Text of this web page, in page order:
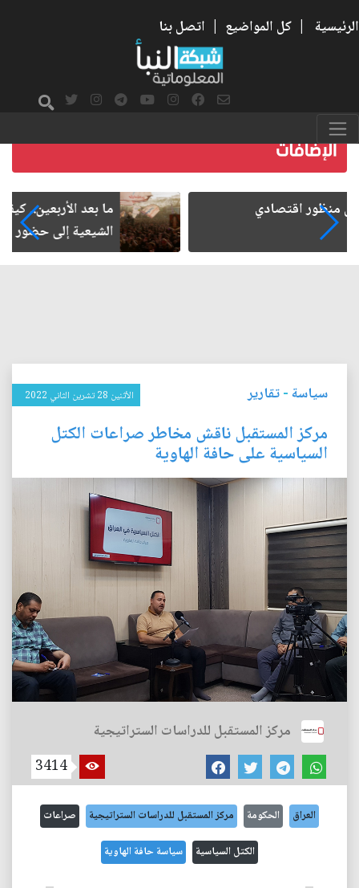
الرئيسية | كل المواضيع | اتصل بنا
ما بعد الأربعين.. كيف اتسعت الزيارة من هويتها
الشيعية إلى حضور عالمي؟
سياسة-تقارير الأثنين 28 تشرين الثاني 2022
مركز المستقبل ناقش مخاطر صراعات الكتل
السياسية على حافة الهاوية
مركز المستقبل للدراسات الستراتيجية
3414
العراق الحكومة مركز المستقبل للدراسات الستراتيجية صراعات
الكتل السياسية سياسة حافة الهاوية